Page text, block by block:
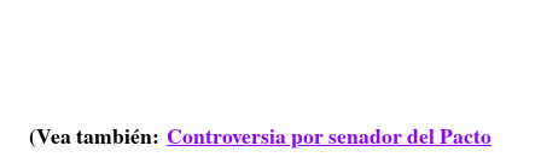
(Vea también: Controversia por senador del Pacto